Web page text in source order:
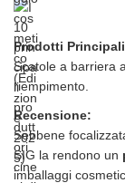
Prodotti
Scatole a barriera
riempimento.
Recensione:
Sebbene
SIG la rendono un
imballaggi